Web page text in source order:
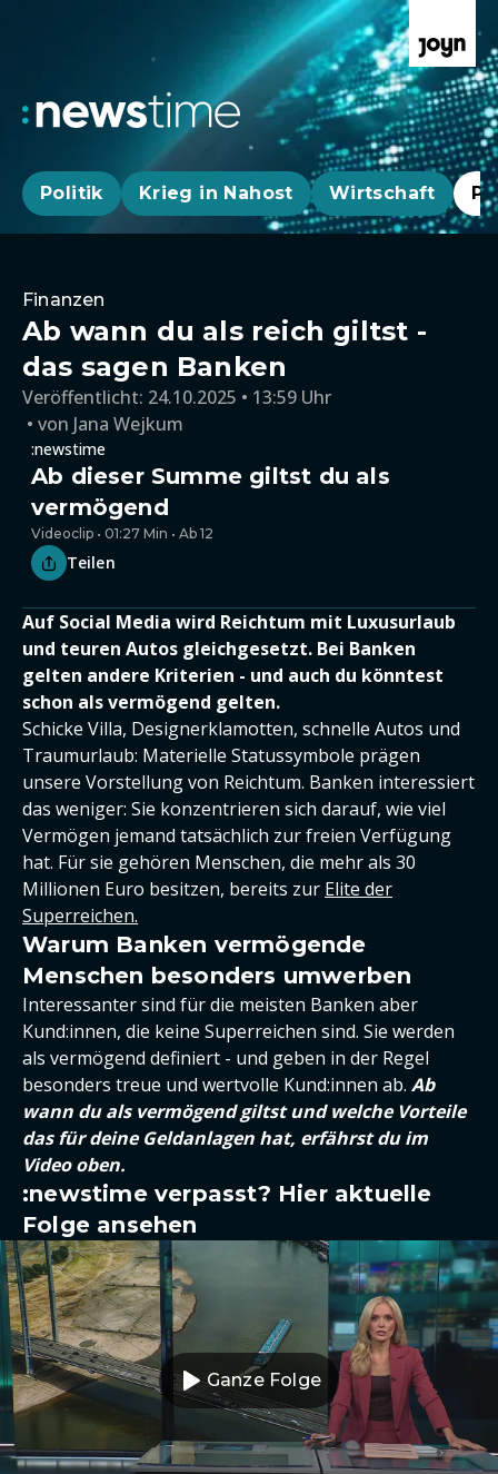
Politik Krieg in Nahost Wirtschaft
Finanzen
Ab wann du als reich giltst -
das sagen Banken
Veröffentlicht: 24.10.2025 • 13:59 Uhr
von Jana Wejkum
:newstime
Ab dieser Summe giltst du als
vermögend
Videoclip • 01:27 Min • Ab 12
Teilen
Auf Social Media wird Reichtum mit Luxusurlaub
und teuren Autos gleichgesetzt. Bei Banken
gelten andere Kriterien - und auch du könntest
schon als vermögend gelten.
Schicke Villa, Designerklamotten, schnelle Autos und
Traumurlaub: Materielle Statussymbole prägen
unsere Vorstellung von Reichtum. Banken interessiert
das weniger: Sie konzentrieren sich darauf, wie viel
Vermögen jemand tatsächlich zur freien Verfügung
hat. Für sie gehören Menschen, die mehr als 30
Millionen Euro besitzen, bereits zur Elite der
Superreichen.
Warum Banken vermögende
Menschen besonders umwerben
Interessanter sind für die meisten Banken aber
Kund:innen, die keine Superreichen sind. Sie werden
als vermögend definiert - und geben in der Regel
besonders treue und wertvolle Kund:innen ab. Ab
wann du als vermögend giltst und welche Vorteile
das für deine Geldanlagen hat, erfährst du im
Video oben.
:newstime verpasst? Hier aktuelle
Folge ansehen
Ganze Folge